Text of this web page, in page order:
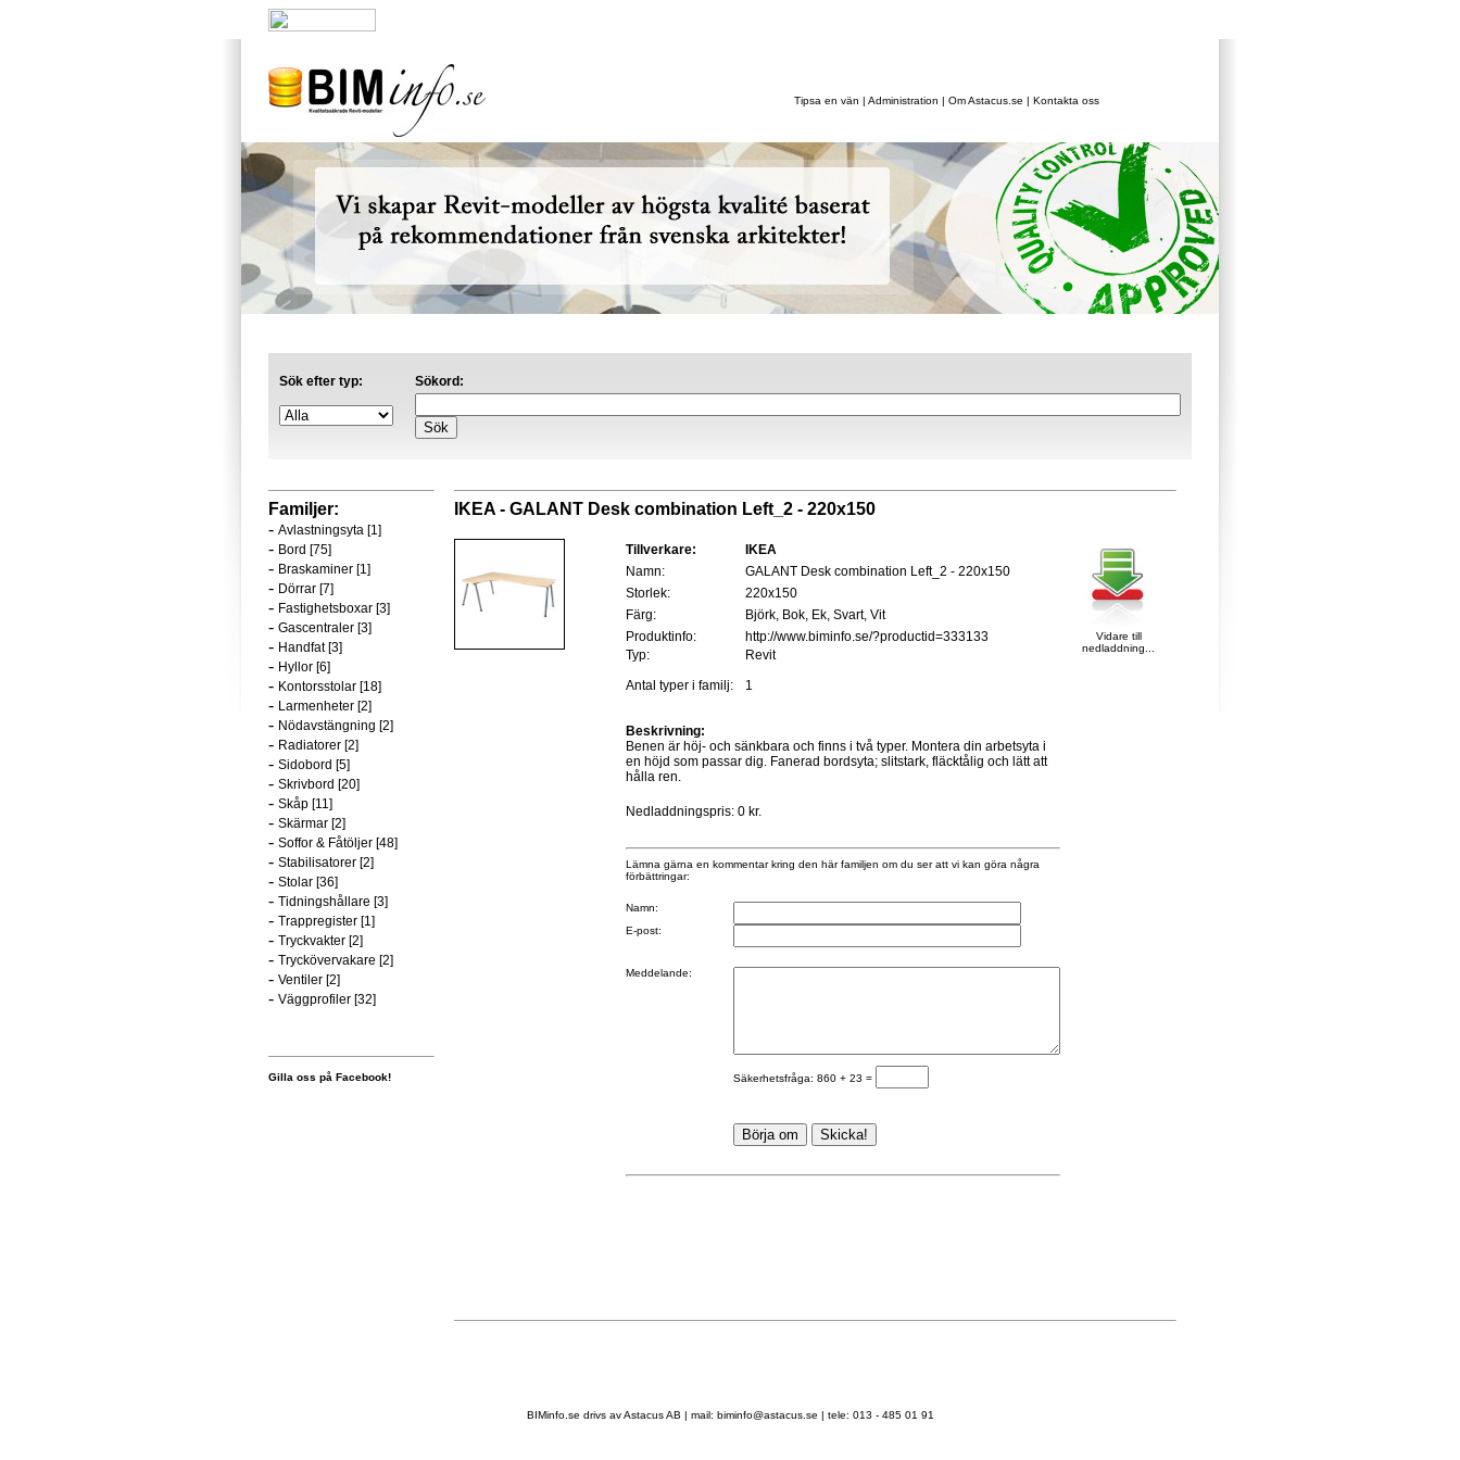
Tipsa en vän | Administration | Om Astacus.se | Kontakta oss
Sök efter typ: Sökord:
Familjer:
- Avlastningsyta [1]
- Bord [75]
- Braskaminer [1]
- Dörrar [7]
- Fastighetsboxar [3]
- Gascentraler [3]
- Handfat [3]
- Hyllor [6]
- Kontorsstolar [18]
- Larmenheter [2]
- Nödavstängning [2]
- Radiatorer [2]
- Sidobord [5]
- Skrivbord [20]
- Skåp [11]
- Skärmar [2]
- Soffor & Fåtöljer [48]
- Stabilisatorer [2]
- Stolar [36]
- Tidningshållare [3]
- Trappregister [1]
- Tryckvakter [2]
- Tryckövervakare [2]
- Ventiler [2]
- Väggprofiler [32]
Gilla oss på Facebook!
IKEA - GALANT Desk combination Left_2 - 220x150
Tillverkare:
IKEA
Namn:
GALANT Desk combination Left_2 - 220x150
Storlek:
220x150
Färg:
Björk, Bok, Ek, Svart, Vit
Produktinfo:
http://www.biminfo.se/?productid=333133
Typ:
Revit
Antal typer i familj:
1
Beskrivning:
Benen är höj- och sänkbara och finns i två typer. Montera din arbetsyta i
en höjd som passar dig. Fanerad bordsyta; slitstark, fläcktålig och lätt att
hålla ren.
Nedladdningspris: 0 kr.
Lämna gärna en kommentar kring den här familjen om du ser att vi kan göra några
förbättringar:
Namn:
E-post:
Meddelande:
Säkerhetsfråga: 860 + 23 =
Vidare till
nedladdning...
BIMinfo.se drivs avAstacus AB | mail: biminfo@astacus.se | tele: 013 - 485 01 91